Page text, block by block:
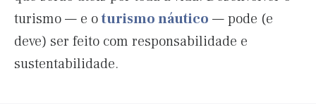
turismo — e oturismo náutico — pode (e
deve) ser feito com responsabilidade e
sustentabilidade.